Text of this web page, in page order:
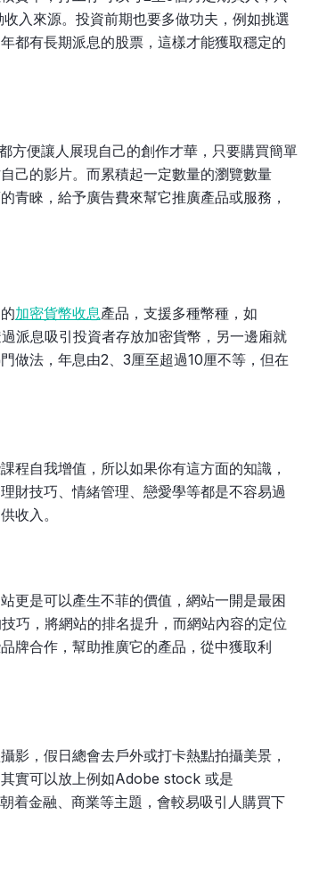
入來源。投資前期也要多做功夫，例如挑選
都有長期派息的股票，這樣才能獲取穩定的
方便讓人展現自己的創作才華，只要購買簡單
己的影片。而累積起一定數量的瀏覽數量
青睞，給予廣告費來幫它推廣產品或服務，
加密貨幣收息產品，支援多種幣種，如
派息吸引投資者存放加密貨幣，另一邊廂就
做法，年息由2、3厘至超過10厘不等，但在
程自我增值，所以如果你有這方面的知識，
財技巧、情緒管理、戀愛學等都是不容易過
收入。
更是可以產生不菲的價值，網站一開是最困
巧，將網站的排名提升，而網站內容的定位
牌合作，幫助推廣它的產品，從中獲取利
影，假日總會去戶外或打卡熱點拍攝美景，
實可以放上例如Adobe stock 或是
着金融、商業等主題，會較易吸引人購買下